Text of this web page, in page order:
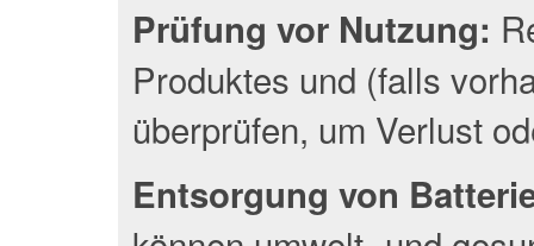
Prüfung vor Nutzung:
Produktes und (falls
überprüfen, um Verlust
Entsorgung von